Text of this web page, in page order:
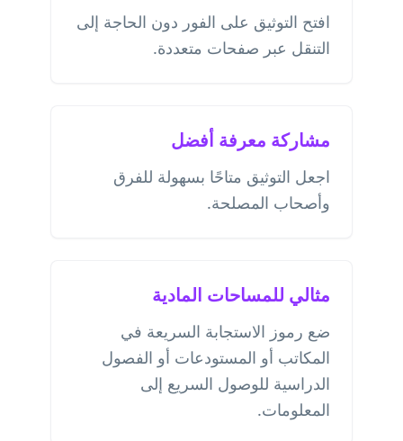
افتح التوثيق على الفور دون الحاجة إلى
التنقل عبر صفحات متعددة.
مشاركة معرفة أفضل
اجعل التوثيق متاحًا بسهولة للفرق
وأصحاب المصلحة.
مثالي للمساحات المادية
ضع رموز الاستجابة السريعة في
المكاتب أو المستودعات أو الفصول
الدراسية للوصول السريع إلى
المعلومات.